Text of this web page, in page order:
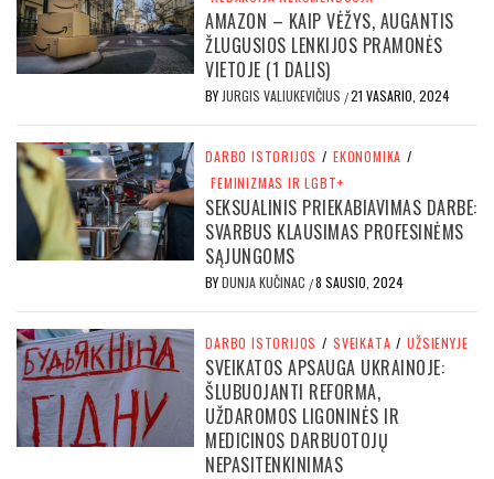
AMAZON – KAIP VĖŽYS, AUGANTIS
ŽLUGUSIOS LENKIJOS PRAMONĖS
VIETOJE (1 DALIS)
BY JURGIS VALIUKEVIČIUS /21 VASARIO, 2024
DARBO ISTORIJOS / EKONOMIKA /
FEMINIZMAS IR LGBT+
SEKSUALINIS PRIEKABIAVIMAS DARBE:
SVARBUS KLAUSIMAS PROFESINĖMS
SĄJUNGOMS
BYDUNJA KUČINAC /8 SAUSIO, 2024
DARBO ISTORIJOS / SVEIKATA / UŽSIENYJE
SVEIKATOS APSAUGA UKRAINOJE:
ŠLUBUOJANTI REFORMA,
UŽDAROMOS LIGONINĖS IR
MEDICINOS DARBUOTOJŲ
NEPASITENKINIMAS